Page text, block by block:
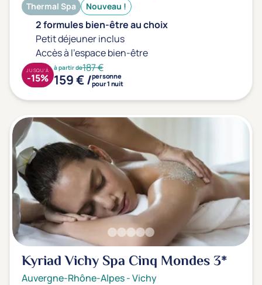
Thermal Spa Nouveau !
2 formules bien-être au choix
Petit déjeuner inclus
Accès à l'espace bien-être
à partir de187 €
159 € /personne
pour 1 nuit
JUSQU'À
-15%
Kyriad Vichy Spa Cinq Mondes3*
Auvergne-Rhône-Alpes-Vichy